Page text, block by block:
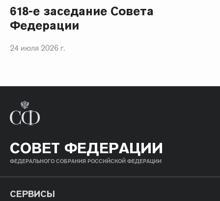
618-е заседание Совета
Федерации
24 июля 2026 г.
СОВЕТ ФЕДЕРАЦИИ
ФЕДЕРАЛЬНОГО СОБРАНИЯ РОССИЙСКОЙ ФЕДЕРАЦИИ
СЕРВИСЫ